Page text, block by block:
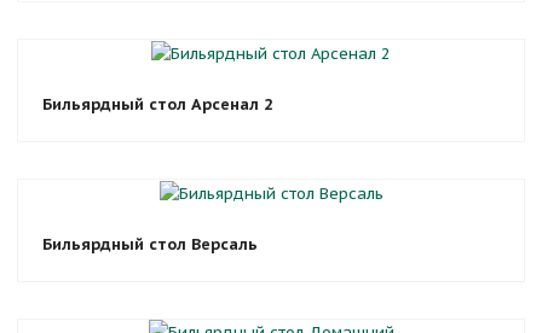
Бильярдный стол Арсенал 2
Бильярдный стол Версаль